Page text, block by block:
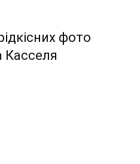
фото
Касселя